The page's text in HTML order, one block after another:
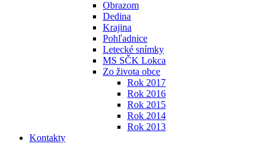
Obrazom
Dedina
Krajina
Pohľadnice
Letecké snímky
MS SČK Lokca
Zo života obce
Rok 2017
Rok 2016
Rok 2015
Rok 2014
Rok 2013
Kontakty